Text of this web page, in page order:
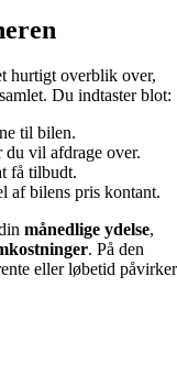
hurtigt overblik over,
Du indtaster blot:
til bilen.
du vil afdrage over.
få tilbudt.
af bilens pris kontant.
månedlige ydelse,
. På den
eller løbetid påvirker